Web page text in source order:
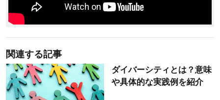
関連する記事
ダイバーシティとは？意味
や具体的な実践例を紹介